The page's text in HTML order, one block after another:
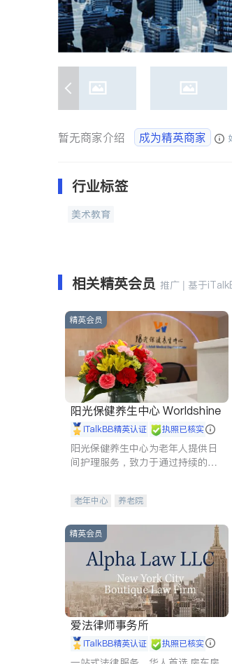
暂无商家介绍 成为精英商家
行业标签
美术教育
相关精英会员 推广 | 基于
精英会员
阳光保健养生中心 Worldshine
iTalkBB精英认证 执照已核实
阳光保健养生中心为老年人提供日
间护理服务，致力于通过持续的护
老年中心 养老院
精英会员
爱法律师事务所
iTalkBB精英认证 执照已核实